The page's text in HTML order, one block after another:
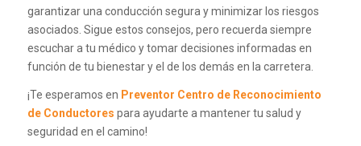
garantizar una conducción segura y minimizar los riesgos
asociados. Sigue estos consejos, pero recuerda siempre
escuchar a tu médico y tomar decisiones informadas en
función de tu bienestar y el de los demás en la carretera.
¡Te esperamos en Preventor Centro de Reconocimiento
de Conductores para ayudarte a mantener tu salud y
seguridad en el camino!